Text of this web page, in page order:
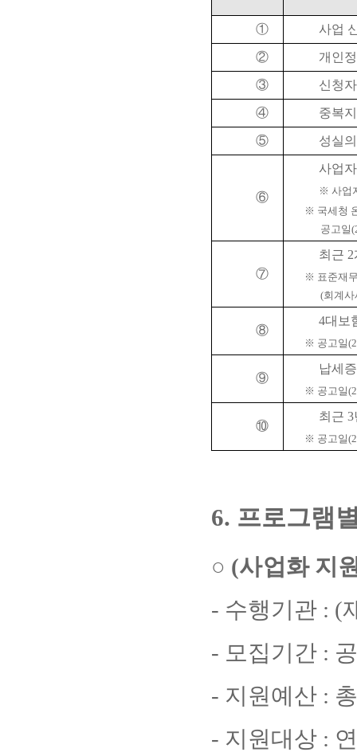
① 사업
② 개인
③ 신청
④ 중복
⑤ 성실
⑥
사업
※ 사업
※ 국세청
공고일
⑦
최근 2
※ 표준재
(회계사
⑧
4대보
※ 공고일
⑨
납세
※ 공고일
⑩
최근 3
※ 공고일
6. 프로그램
○ (사업화 지
- 수행기관 : (
- 모집기간 :
- 지원예산 :
- 지원대상 :